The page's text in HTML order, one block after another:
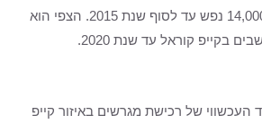
שהאוכלוסיה תגדל ב-14,000 נפש עד לסוף שנת 2015. הצפי הוא
של רכישת מגרשים באיזור קייפ